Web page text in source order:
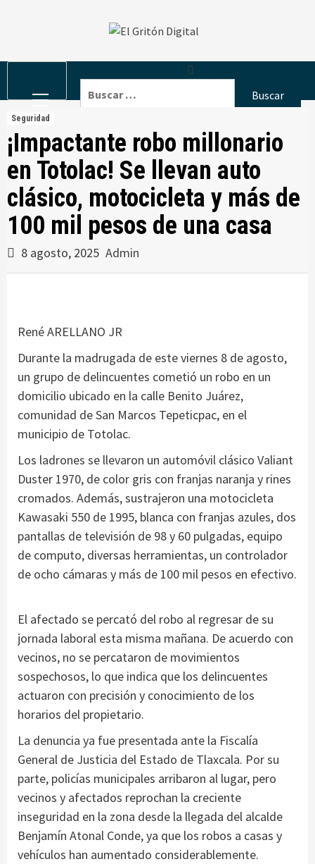
Menu
Seguridad
¡Impactante robo millonario
en Totolac! Se llevan auto
clásico, motocicleta y más de
100 mil pesos de una casa
8 agosto, 2025 Admin
René ARELLANO JR
Durante la madrugada de este viernes 8 de agosto,
un grupo de delincuentes cometió un robo en un
domicilio ubicado en la calle Benito Juárez,
comunidad de San Marcos Tepeticpac, en el
municipio de Totolac.
Los ladrones se llevaron un automóvil clásico Valiant
Duster 1970, de color gris con franjas naranja y rines
cromados. Además, sustrajeron una motocicleta
Kawasaki 550 de 1995, blanca con franjas azules, dos
pantallas de televisión de 98 y 60 pulgadas, equipo
de computo, diversas herramientas, un controlador
de ocho cámaras y más de 100 mil pesos en efectivo.
El afectado se percató del robo al regresar de su
jornada laboral esta misma mañana. De acuerdo con
vecinos, no se percataron de movimientos
sospechosos, lo que indica que los delincuentes
actuaron con precisión y conocimiento de los
horarios del propietario.
La denuncia ya fue presentada ante la Fiscalía
General de Justicia del Estado de Tlaxcala. Por su
parte, policías municipales arribaron al lugar, pero
vecinos y afectados reprochan la creciente
inseguridad en la zona desde la llegada del alcalde
Benjamín Atonal Conde, ya que los robos a casas y
vehículos han aumentado considerablemente.